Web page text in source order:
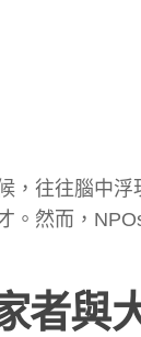
，往往腦中
。然而，
者與